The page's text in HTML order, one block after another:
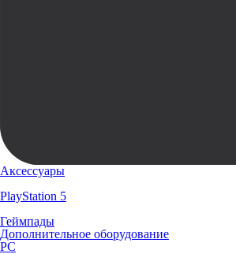
Аксессуары
PlayStation 5
Геймпады
Дополнительное оборудование
PC